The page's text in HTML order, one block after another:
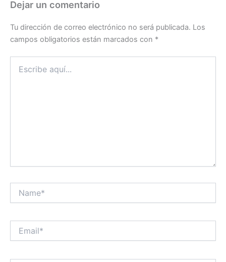
Dejar un comentario
Tu dirección de correo electrónico no será publicada. Los
campos obligatorios están marcados con *
aquí...